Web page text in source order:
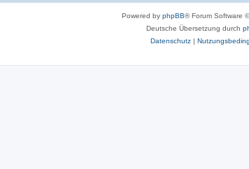
Powered by phpBB® Forum Software
Deutsche Übersetzung durch
Datenschutz|